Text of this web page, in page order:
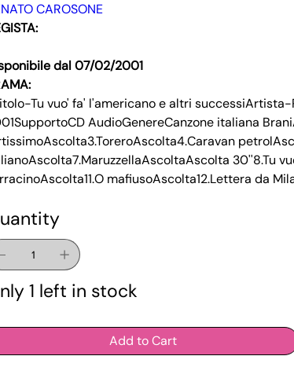
CAROSONE
dal 07/02/2001
Tu vuo' fa' l'americano e altri
AudioGenereCanzone italiana
30''8.Tu
mafiusoAscolta12.Lettera da
1 left in stock
Add to Cart